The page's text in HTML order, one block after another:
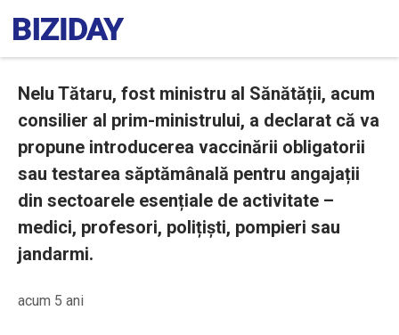
Nelu Tătaru, fost ministru al Sănătății, acum
consilier al prim-ministrului, a declarat că va
propune introducerea vaccinării obligatorii
sau testarea săptămânală pentru angajații
din sectoarele esențiale de activitate –
medici, profesori, polițiști, pompieri sau
jandarmi.
acum 5 ani